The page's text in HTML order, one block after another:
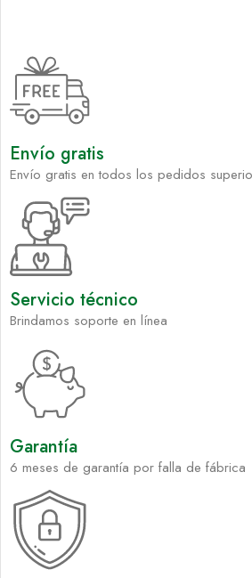
Envío gratis
Envío gratis en todos los pedidos
Servicio técnico
Brindamos soporte en línea
Garantía
6 meses de garantía por falla de fábrica